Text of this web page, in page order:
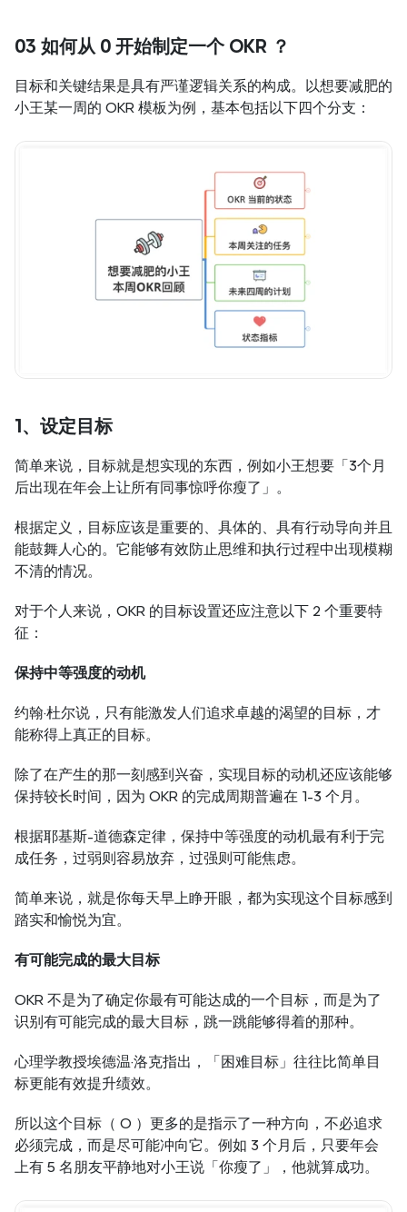
03 如何从 0 开始制定一个 OKR ？
目标和关键结果是具有严谨逻辑关系的构成。以想要减肥的
小王某一周的 OKR 模板为例，基本包括以下四个分支：
1、设定目标
简单来说，目标就是想实现的东西，例如小王想要「3个月
后出现在年会上让所有同事惊呼你瘦了」。
根据定义，目标应该是重要的、具体的、具有行动导向并且
能鼓舞人心的。它能够有效防止思维和执行过程中出现模糊
不清的情况。
对于个人来说，OKR 的目标设置还应注意以下 2 个重要特
征：
保持中等强度的动机
约翰·杜尔说，只有能激发人们追求卓越的渴望的目标，才
能称得上真正的目标。
除了在产生的那一刻感到兴奋，实现目标的动机还应该能够
保持较长时间，因为 OKR 的完成周期普遍在 1-3 个月。
根据耶基斯-道德森定律，保持中等强度的动机最有利于完
成任务，过弱则容易放弃，过强则可能焦虑。
简单来说，就是你每天早上睁开眼，都为实现这个目标感到
踏实和愉悦为宜。
有可能完成的最大目标
OKR 不是为了确定你最有可能达成的一个目标，而是为了
识别有可能完成的最大目标，跳一跳能够得着的那种。
心理学教授埃德温·洛克指出，「困难目标」往往比简单目
标更能有效提升绩效。
所以这个目标（ O ）更多的是指示了一种方向，不必追求
必须完成，而是尽可能冲向它。例如 3 个月后，只要年会
上有 5 名朋友平静地对小王说「你瘦了」，他就算成功。